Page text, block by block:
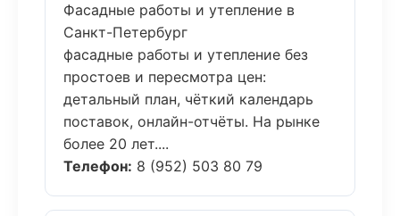
Фасадные работы и утепление в
Санкт-Петербург
фасадные работы и утепление без
простоев и пересмотра цен:
детальный план, чёткий календарь
поставок, онлайн-отчёты. На рынке
более 20 лет....
Телефон: 8 (952) 503 80 79